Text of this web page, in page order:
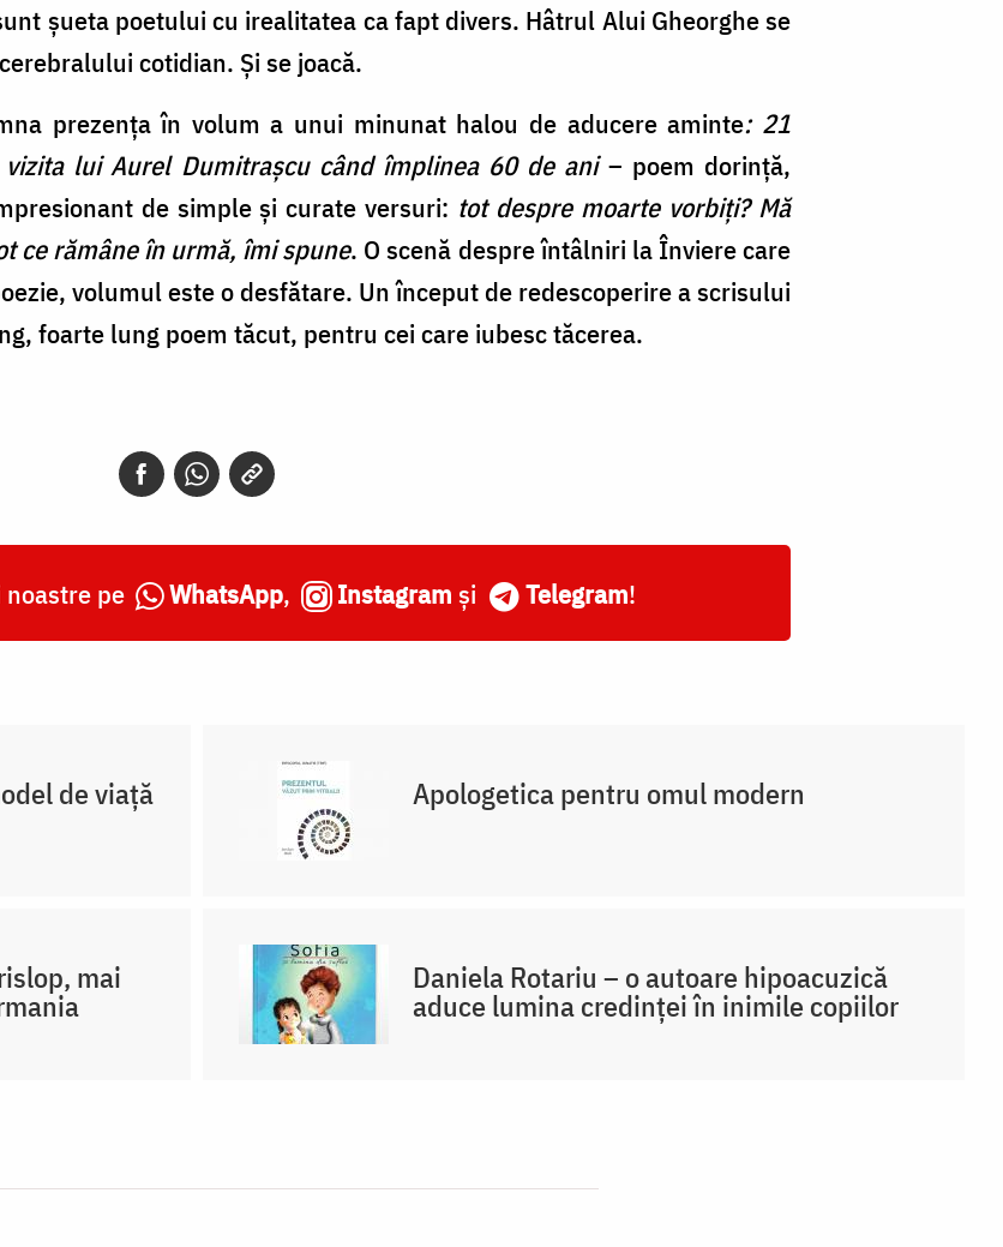
șueta poetului cu irealitatea ca fapt divers. Hâtrul Alui Gheorghe se
cotidian. Și se joacă.
prezența în volum a unui minunat halou de aducere aminte: 21
lui Aurel Dumitrașcu când împlinea 60 de ani– poem dorință,
de simple și curate versuri: tot despre moarte vorbiți? Mă
ce rămâne în urmă, îmi spune. O scenă despre întâlniri la Înviere care
volumul este o desfătare. Un început de redescoperire a scrisului
foarte lung poem tăcut, pentru cei care iubesc tăcerea.
pe WhatsApp, Instagram și Telegram!
de viaţă Apologetica pentru omul modern
mai Daniela Rotariu – o autoare hipoacuzică
aduce lumina credinței în inimile copiilor